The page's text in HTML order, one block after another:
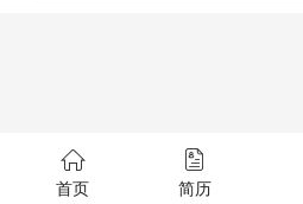
名;广东医学院硕士研究生导师
首页 简历